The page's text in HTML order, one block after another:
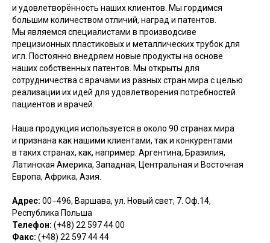
и удовлетворённость наших клиентов. Мы гордимся
большим количеством отличий, наград и патентов.
Мы являемся специалистами в производсиве
прецизионных пластиковых и металлических трубок для
игл. Постоянно внедряем новые продукты на основе
наших собственных патентов. Мы открыты для
сотрудничества с врачами из разных стран мира с целью
реализации их идей для удовлетворения потребностей
пациентов и врачей.
Наша продукция используется в около 90 странах мира
и признана как нашими клиентами, так и конкурентами
в таких странах, как, например: Аргентина, Бразилия,
Латинская Америка, Западная, Центральная и Восточная
Европа, Африка, Азия.
Адрес: 00−496, Варшава, ул. Новый свет, 7. Оф.14,
Республика Польша
Телефон: (+48) 22 597 44 00
Факс: (+48) 22 597 44 44